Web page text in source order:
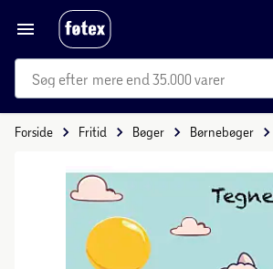
mere end 35.000 varer
Forside Fritid Bøger Børnebøger